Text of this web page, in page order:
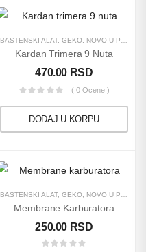
,PROIZVODI,REZERVNI DELOVI ,TRIMERI
BAŠTENSKI ALAT, GEKO NOVO U PONUDI
Kardan Trimera 9 Nuta
470.00 RSD
( 0 Ocene )
DODAJ U KORPU
REZERVNI DELOVI,TRIMERI
BAŠTENSKI ALAT, GEKO, NOVO U PONUDI
Membrane Karburatora
250.00 RSD